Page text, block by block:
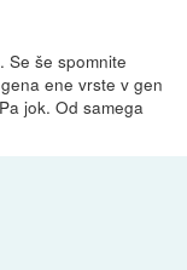
Se še spomnite
ene vrste v gen
jok. Od samega